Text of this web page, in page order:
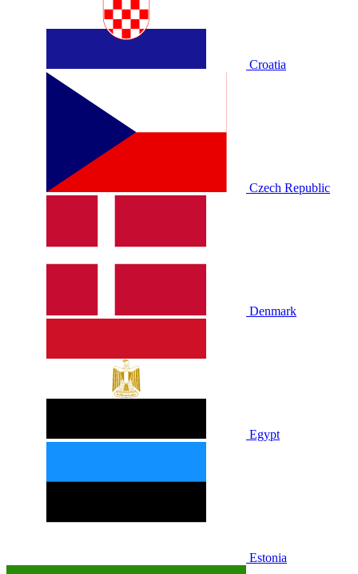
Croatia
Czech Republic
Denmark
Egypt
Estonia